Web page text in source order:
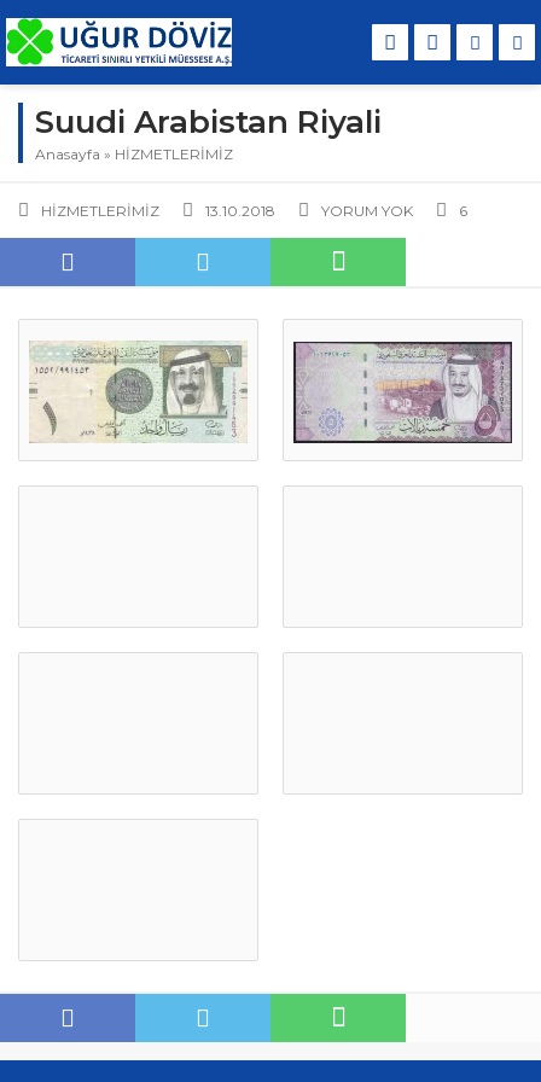
Suudi Arabistan Riyali
Anasayfa » HİZMETLERİMİZ
HİZMETLERİMİZ 13.10.2018 YORUM YOK 6